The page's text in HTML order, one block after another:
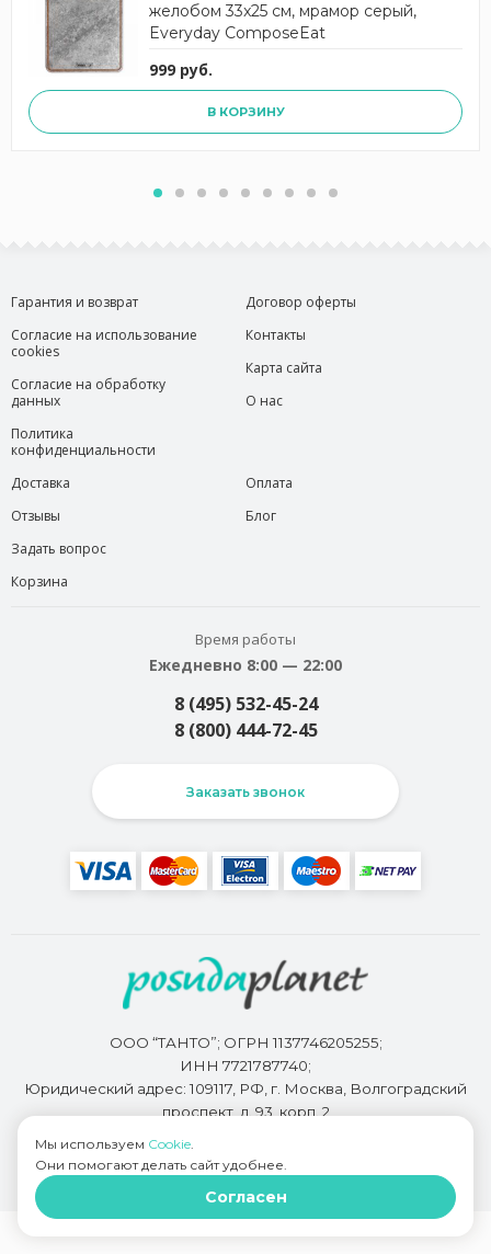
желобом 33x25 см, мрамор серый,
Everyday ComposeEat
999 руб.
В КОРЗИНУ
Гарантия и возврат
Согласие на использование
cookies
Согласие на обработку
данных
Политика
конфиденциальности
Договор оферты
Контакты
Карта сайта
О нас
Доставка
Отзывы
Задать вопрос
Корзина
Оплата
Блог
Время работы
Ежедневно 8:00 — 22:00
8 (495) 532-45-24
8 (800) 444-72-45
Заказать звонок
ООО “ТАНТО”; ОГРН 1137746205255;
ИНН 7721787740;
Юридический адрес: 109117, РФ, г. Москва, Волгоградский
проспект, д. 93, корп. 2
Разработкой сайта занимается
Мы используем Cookie.
Они помогают делать сайт удобнее.
Согласен